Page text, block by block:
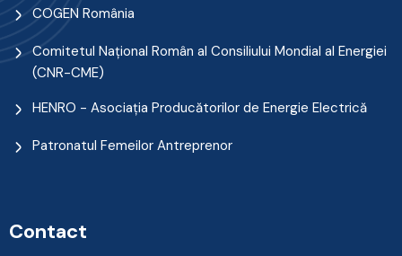
COGEN România
Comitetul Naţional Român al Consiliului Mondial al Energiei
(CNR-CME)
HENRO - Asociația Producătorilor de Energie Electrică
Patronatul Femeilor Antreprenor
Contact